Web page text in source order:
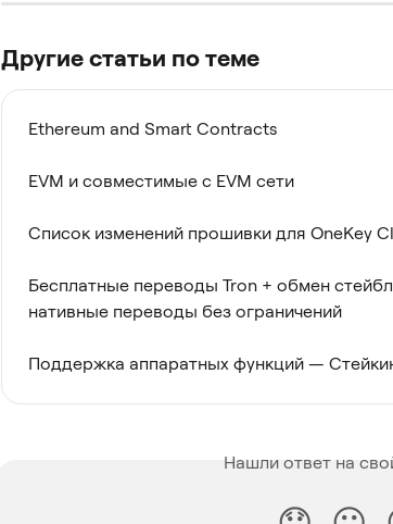
Другие статьи по теме
Ethereum and Smart Contracts
EVM и совместимые с EVM сети
Список изменений прошивки для OneKey
Бесплатные переводы Tron + обмен
нативные переводы без ограничений
Поддержка аппаратных функций —
Нашли ответ на